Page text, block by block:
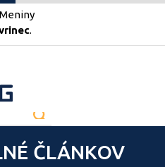
Meniny
.
ČLÁNKOV